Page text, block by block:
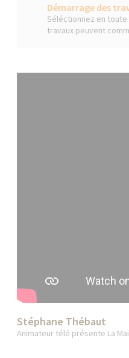
Démarrage des
Séléctionnez en
travaux peuvent
Stéphane Thébaut
Animateur télé présente La